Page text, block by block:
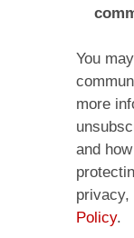
You
more
and
privacy,
Policy.